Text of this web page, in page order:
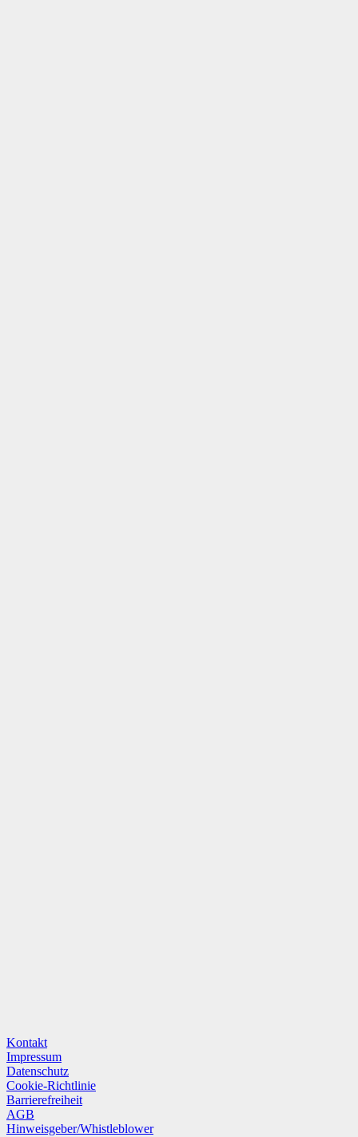
Kontakt
Impressum
Datenschutz
Cookie-Richtlinie
Barrierefreiheit
AGB
Hinweisgeber/Whistleblower